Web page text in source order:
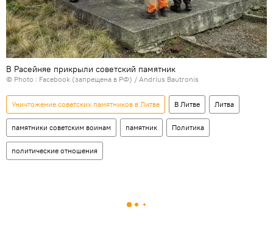
В Расейняе прикрыли советский памятник
© Photo : Facebook (запрещена в РФ) / Andrius Bautronis
Уничтожение советских памятников в Литве В Литве Литва
памятники советским воинам памятник Политика
политические отношения